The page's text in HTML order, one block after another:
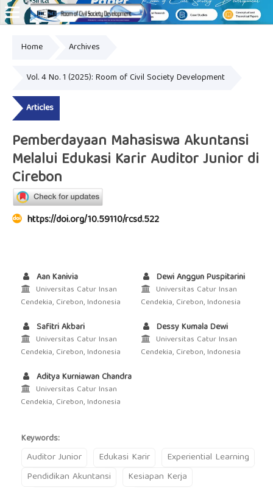
Home Archives
Vol. 4 No. 1 (2025): Room of Civil Society Development
Articles
Pemberdayaan Mahasiswa Akuntansi
Melalui Edukasi Karir Auditor Junior di
Cirebon
https://doi.org/10.59110/rcsd.522
Aan Kanivia
Universitas Catur Insan
Cendekia, Cirebon, Indonesia
Dewi Anggun Puspitarini
Universitas Catur Insan
Cendekia, Cirebon, Indonesia
Safitri Akbari
Universitas Catur Insan
Cendekia, Cirebon, Indonesia
Dessy Kumala Dewi
Universitas Catur Insan
Cendekia, Cirebon, Indonesia
Aditya Kurniawan Chandra
Universitas Catur Insan
Cendekia, Cirebon, Indonesia
Keywords:
Auditor Junior Edukasi Karir
Experiential Learning
Pendidikan Akuntansi
Kesiapan Kerja